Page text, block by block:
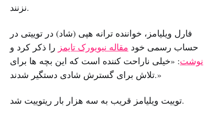
نزنند.
فارل ویلیامز، خواننده ترانه هپی (شاد) در توییتی در
حساب رسمی خود مقاله نیویورک تایمز را ذکر کرد و
نوشت: «خیلی ناراحت کننده است که این بچه ها برای
تلاش برای گسترش شادی دستگیر شدند.»
توییت ویلیامز قریب به سه هزار بار ریتوییت شد.